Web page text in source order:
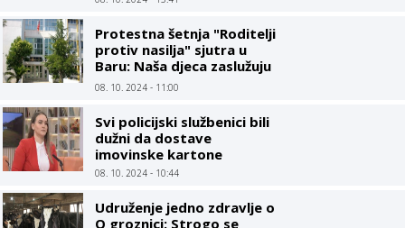
Protestna šetnja "Roditelji
protiv nasilja" sjutra u
Baru: Naša djeca zaslužuju
sigurno okruženje
08. 10. 2024 - 11:00
Svi policijski službenici bili
dužni da dostave
imovinske kartone
08. 10. 2024 - 10:44
Udruženje jedno zdravlje o
Q groznici: Strogo se